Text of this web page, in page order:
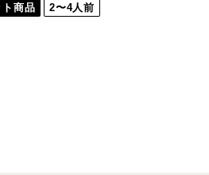
ト商品 2〜4人前